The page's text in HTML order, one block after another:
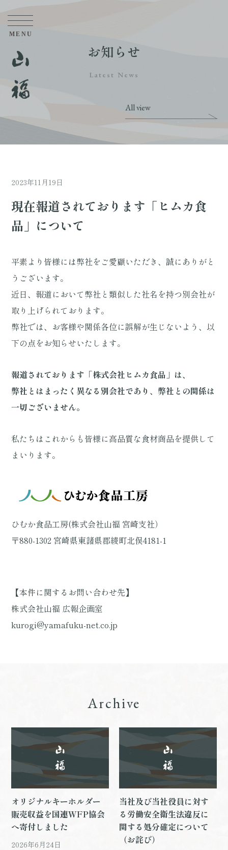
お知らせ
Latest News
All view
2023年11月19日
現在報道されております「ヒムカ食
品」について
平素より皆様には弊社をご愛顧いただき、誠にありがと
うございます。
近日、報道において弊社と類似した社名を持つ別会社が
取り上げられております。
弊社では、お客様や関係各位に誤解が生じないよう、以
下の点をお知らせいたします。
報道されております「株式会社ヒムカ食品」は、
弊社とはまったく異なる別会社であり、弊社との関係は
一切ございません。
私たちはこれからも皆様に高品質な食材商品を提供して
まいります。
ひむか食品工房(株式会社山福 宮崎支社）
〒880-1302 宮崎県東諸県郡綾町北俣4181-1
【本件に関するお問い合わせ先】
株式会社山福 広報企画室
kurogi@yamafuku-net.co.jp
Archive
オリジナルキーホルダー
販売収益を国連WFP協会
へ寄付しました
2026年6月24日
当社及び当社役員に対す
る労働安全衛生法違反に
関する処分確定について
（お詫び）